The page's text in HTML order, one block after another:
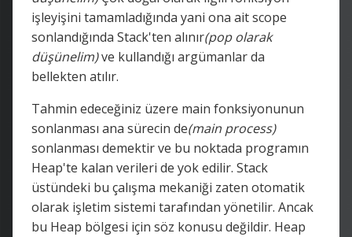
işleyişini tamamladığında yani ona ait scope
sonlandığında Stack'ten alınır(pop olarak
düşünelim)ve kullandığı argümanlar da
bellekten atılır.
Tahmin edeceğiniz üzere main fonksiyonunun
sonlanması ana sürecin de(main process)
sonlanması demektir ve bu noktada programın
Heap'te kalan verileri de yok edilir. Stack
üstündeki bu çalışma mekaniği zaten otomatik
olarak işletim sistemi tarafından yönetilir. Ancak
bu Heap bölgesi için söz konusu değildir. Heap